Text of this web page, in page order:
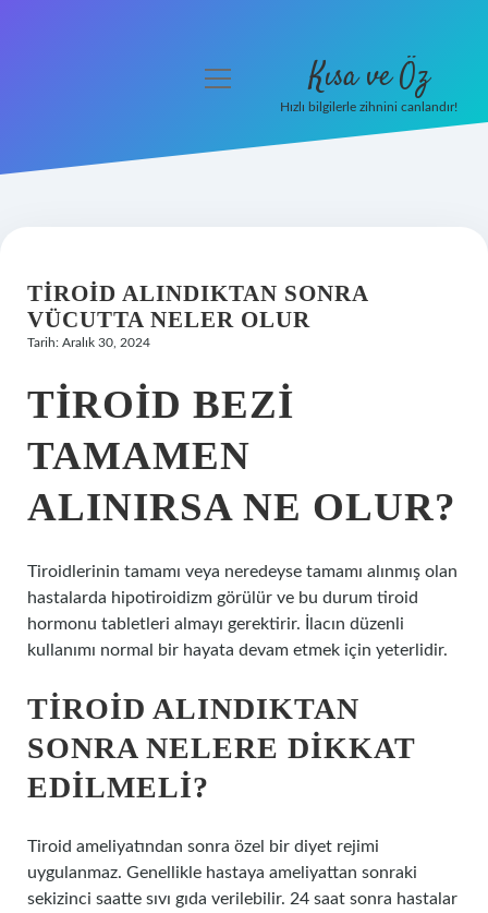
Hakkımızda
menüyü
Kısa ve Öz
Hızlı bilgilerle zihnini canlandır!
TIROID ALINDIKTAN SONRA
VÜCUTTA NELER OLUR
Tarih: Aralık 30, 2024
TIROID BEZI
TAMAMEN
ALINIRSA NE OLUR?
Tiroidlerinin tamamı veya neredeyse tamamı alınmış olan
hastalarda hipotiroidizm görülür ve bu durum tiroid
hormonu tabletleri almayı gerektirir. İlacın düzenli
kullanımı normal bir hayata devam etmek için yeterlidir.
TIROID ALINDIKTAN
SONRA NELERE DIKKAT
EDILMELI?
Tiroid ameliyatından sonra özel bir diyet rejimi
uygulanmaz. Genellikle hastaya ameliyattan sonraki
sekizinci saatte sıvı gıda verilebilir. 24 saat sonra hastalar